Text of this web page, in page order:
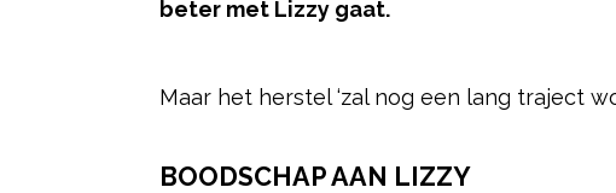
beter met Lizzy gaat.
Maar het herstel ‘zal nog een lang traject
BOODSCHAP AAN LIZZY